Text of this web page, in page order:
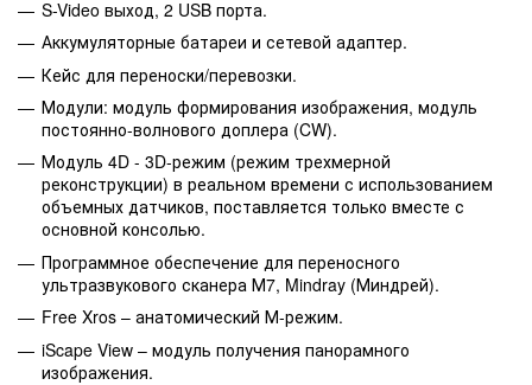
S-Video выход, 2 USB порта.
Аккумуляторные батареи и сетевой адаптер.
Кейс для переноски/перевозки.
Модули: модуль формирования изображения, модуль
постоянно-волнового доплера (CW).
Модуль 4D - 3D-режим (режим трехмерной
реконструкции) в реальном времени с использованием
объемных датчиков, поставляется только вместе с
основной консолью.
Программное обеспечение для переносного
ультразвукового сканера М7, Mindray (Миндрей).
Free Xros – анатомический М-режим.
iScape View – модуль получения панорамного
изображения.